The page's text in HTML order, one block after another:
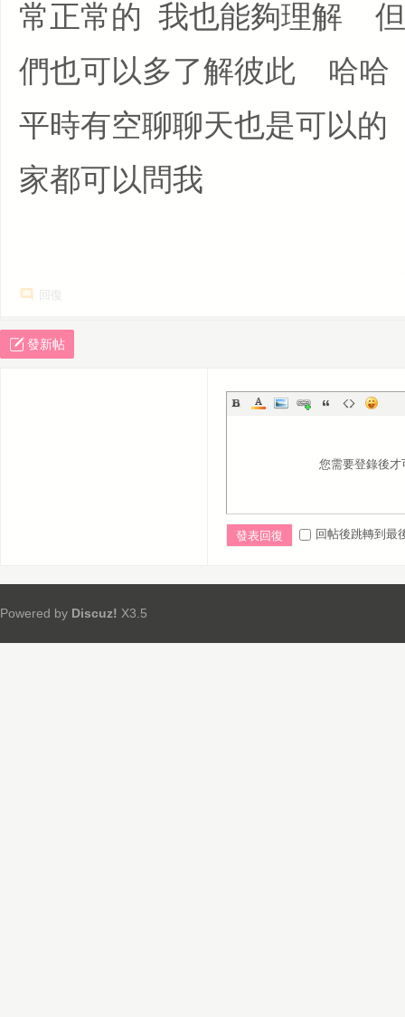
常正常的 我也能夠理解
們也可以多了解彼此 哈哈
平時有空聊聊天也是可以
家都可以問我
回復
發新帖
您需要登錄後
發表回復 回帖後跳轉到最
Powered by Discuz! X3.5